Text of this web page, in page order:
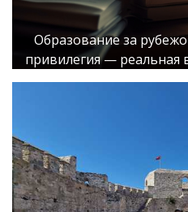
Образование за
привилегия —